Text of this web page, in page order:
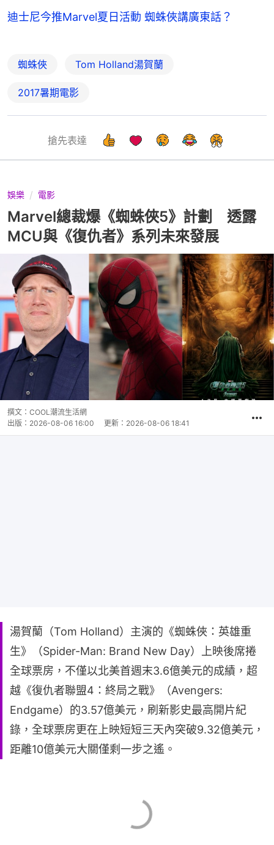
迪士尼今推Marvel夏日活動 蜘蛛俠講廣東話？
蜘蛛俠 Tom Holland湯賀蘭
2017暑期電影
搶先表達
娛樂 電影
Marvel總裁爆《蜘蛛俠5》計劃 透露
MCU與《復仇者》系列未來發展
撰文： COOL潮流生活網
出版： 2026-08-06 16:00 更新： 2026-08-06 18:41
湯賀蘭（Tom Holland）主演的《蜘蛛俠：英雄重
生》（Spider-Man: Brand New Day）上映後席捲
全球票房，不僅以北美首週末3.6億美元的成績，超
越《復仇者聯盟4：終局之戰》（Avengers:
Endgame）的3.57億美元，刷新影史最高開片紀
錄，全球票房更在上映短短三天內突破9.32億美元，
距離10億美元大關僅剩一步之遙。